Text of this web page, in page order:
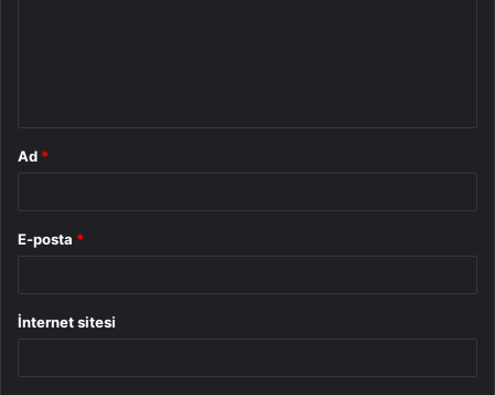
Ad *
E-posta *
İnternet sitesi